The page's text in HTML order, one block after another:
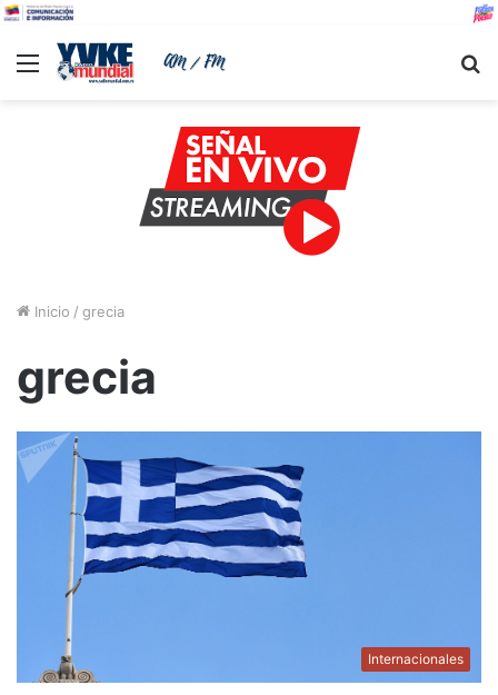
Menu
Inicio / grecia
grecia
Internacionales